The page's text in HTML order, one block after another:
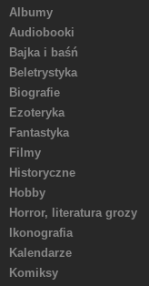
Albumy
Audiobooki
Bajka i baśń
Beletrystyka
Biografie
Ezoteryka
Fantastyka
Filmy
Historyczne
Hobby
Horror, literatura grozy
Ikonografia
Kalendarze
Komiksy